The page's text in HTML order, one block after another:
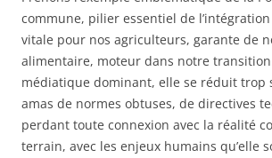
commune, pilier essentiel de
vitale pour nos agriculteurs, garante de
alimentaire, moteur dans notre
médiatique dominant, elle se réduit trop
amas de normes obtuses, de directives
perdant toute connexion avec la réalité
terrain, avec les enjeux humains qu’elle